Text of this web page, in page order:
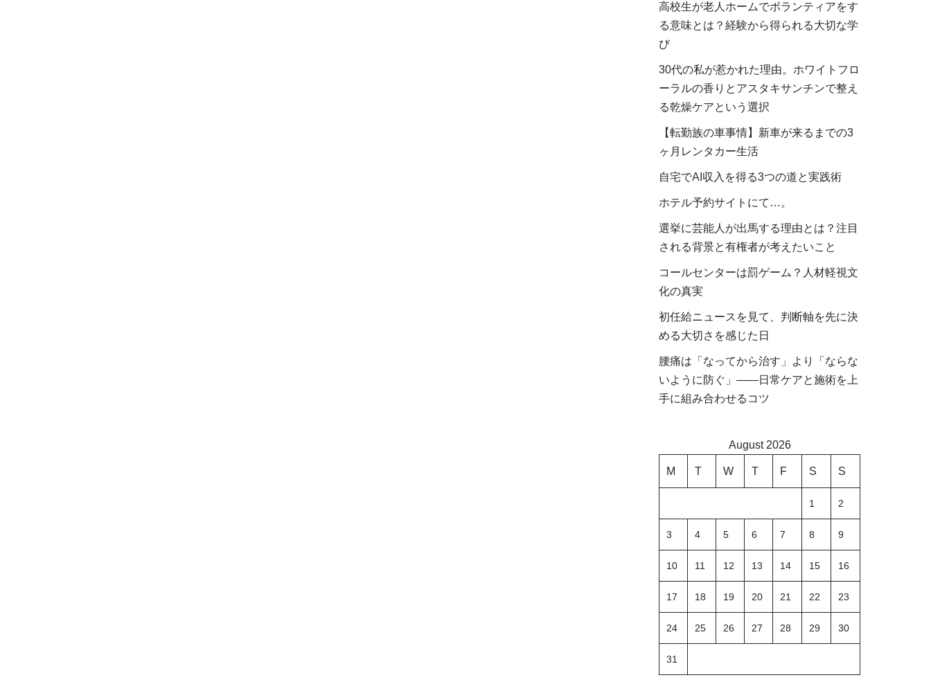
高校生が老人ホームでボランティアをす
る意味とは？経験から得られる大切な学
び
30代の私が惹かれた理由。ホワイトフロ
ーラルの香りとアスタキサンチンで整え
る乾燥ケアという選択
【転勤族の車事情】新車が来るまでの3
ヶ月レンタカー生活
自宅でAI収入を得る3つの道と実践術
ホテル予約サイトにて…。
選挙に芸能人が出馬する理由とは？注目
される背景と有権者が考えたいこと
コールセンターは罰ゲーム？人材軽視文
化の真実
初任給ニュースを見て、判断軸を先に決
める大切さを感じた日
腰痛は「なってから治す」より「ならな
いように防ぐ」――日常ケアと施術を上
手に組み合わせるコツ
August 2026
M T W T F S S
1 2
3 4 5 6 7 8 9
10 11 12 13 14 15 16
17 18 19 20 21 22 23
24 25 26 27 28 29 30
31